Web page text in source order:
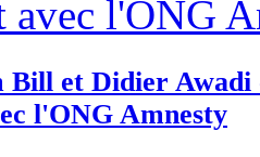
Bill et Didier
l'ONG Amnesty